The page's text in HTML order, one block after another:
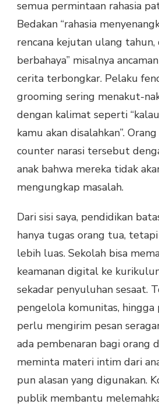
semua permintaan rahasia
Bedakan “rahasia
rencana kejutan ulang tahun,
berbahaya” misalnya
cerita terbongkar. Pelaku
grooming sering menakut-
dengan kalimat seperti
kamu akan disalahkan”.
counter narasi tersebut
anak bahwa mereka tidak
mengungkap masalah.
Dari sisi saya, pendidikan
hanya tugas orang tua,
lebih luas. Sekolah bisa
keamanan digital ke
sekadar penyuluhan sesaat.
pengelola komunitas,
perlu mengirim pesan
ada pembenaran bagi orang
meminta materi intim dari
pun alasan yang digunakan.
publik membantu